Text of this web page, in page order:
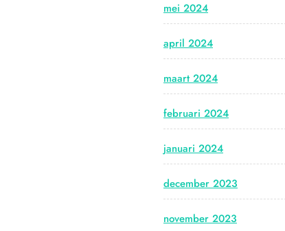
mei 2024
april 2024
maart 2024
februari 2024
januari 2024
december 2023
november 2023